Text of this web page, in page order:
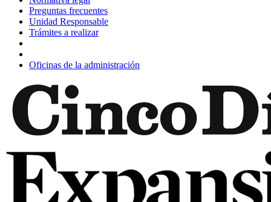
Preguntas frecuentes
Unidad Responsable
Trámites a realizar
Oficinas de la administración